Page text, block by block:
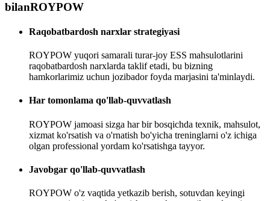
bilanROYPOW
Raqobatbardosh narxlar strategiyasi
ROYPOW yuqori samarali turar-joy ESS mahsulotlarini
raqobatbardosh narxlarda taklif etadi, bu bizning
hamkorlarimiz uchun jozibador foyda marjasini ta'minlaydi.
Har tomonlama qo'llab-quvvatlash
ROYPOW jamoasi sizga har bir bosqichda texnik, mahsulot,
xizmat ko'rsatish va o'rnatish bo'yicha treninglarni o'z ichiga
olgan professional yordam ko'rsatishga tayyor.
Javobgar qo'llab-quvvatlash
ROYPOW o'z vaqtida yetkazib berish, sotuvdan keyingi